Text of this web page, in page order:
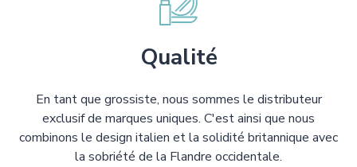
Qualité
En tant que grossiste, nous sommes le distributeur
exclusif de marques uniques. C'est ainsi que nous
combinons le design italien et la solidité britannique avec
la sobriété de la Flandre occidentale.